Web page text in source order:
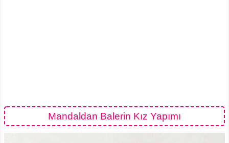
Mandaldan Balerin Kız Yapımı